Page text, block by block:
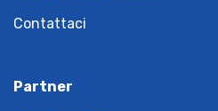
Contattaci
Partner